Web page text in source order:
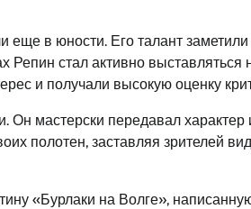
в юности. Его талант
Репин стал активно
и получали высокую оценку
Он мастерски передавал
полотен, заставляя зрителей
«Бурлаки на Волге»,